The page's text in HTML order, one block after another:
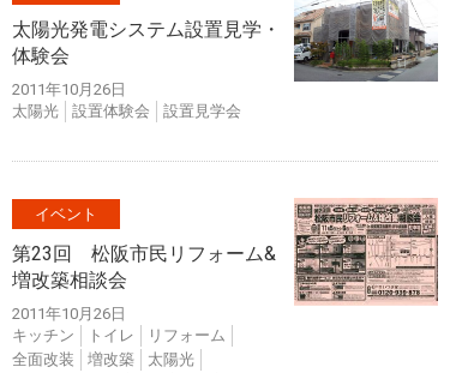
太陽光発電システム設置見学・
体験会
2011年10月26日
太陽光
設置体験会 設置見学会
イベント
第23回 松阪市民リフォーム&
増改築相談会
2011年10月26日
キッチン
トイレ
リフォーム
全面改装
増改築
太陽光